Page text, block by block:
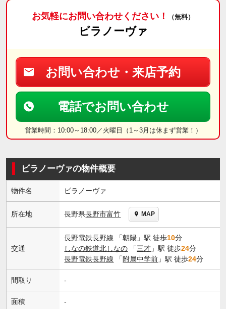
お気軽にお問い合わせください！ （無料）
ビラノーヴァ
お問い合わせ・来店予約
電話でお問い合わせ
営業時間：10:00～18:00／火曜日（1～3月は休まず営業！）
ビラノーヴァの物件概要
物件名 ビラノーヴァ
所在地 長野県長野市富竹 MAP
交通
長野電鉄長野線 「朝陽 」駅 徒歩10分
しなの鉄道北しなの 「三才 」駅 徒歩24分
長野電鉄長野線 「 附属中学前 」駅 徒歩24分
間取り -
面積 -